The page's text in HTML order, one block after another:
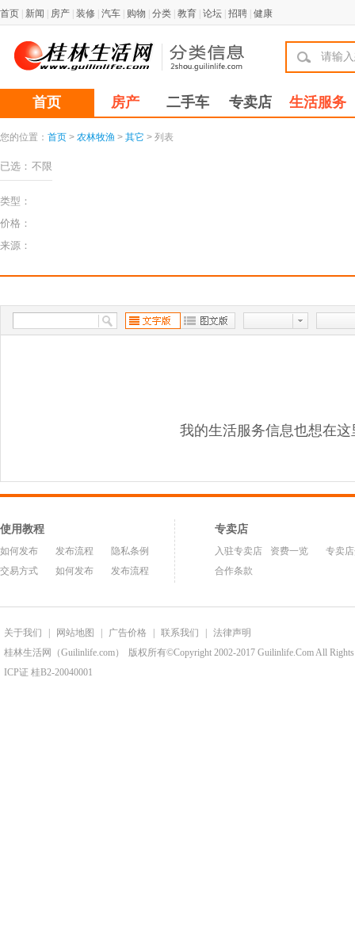
首页 新闻 房产 装修 汽车 购物 分类 教育 论坛 招聘 健康
首页 房产 二手车 专卖店 生活服务
您的位置： 首页 > 农林牧渔 > 其它 > 列表
已选： 不限
类型：
价格：
来源：
我的生活服务信息也想在这
使用教程
如何发布 发布流程
隐私条例
交易方式
如何发布 发布流程
专卖店
入驻专卖店 资费一览
专卖
合作条款
关于我们 网站地图 广告价格 联系我们
法律声明
桂林生活网（Guilinlife.com）
版权所有©Copyright 2002-2017 Guilinlife.Com All Rights
ICP证 桂B2-20040001